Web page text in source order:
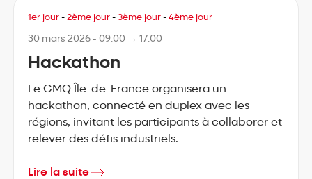
1er jour - 2ème jour - 3ème jour - 4ème jour
30 mars 2026 - 09:00 → 17:00
Hackathon
Le CMQ Île-de-France organisera un
hackathon, connecté en duplex avec les
régions, invitant les participants à collaborer et
relever des défis industriels.
Lire la suite